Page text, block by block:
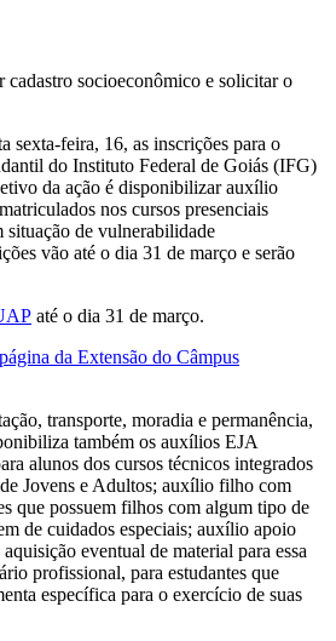
cadastro socioeconômico e solicitar o
sexta-feira, 16, as inscrições para o
do Instituto Federal de Goiás (IFG)
da ação é disponibilizar auxílio
nos cursos presenciais
situação de vulnerabilidade
vão até o dia 31 de março e serão
até o dia 31 de março.
página da Extensão do Câmpus
transporte, moradia e permanência,
também os auxílios EJA
alunos dos cursos técnicos integrados
Jovens e Adultos; auxílio filho com
que possuem filhos com algum tipo de
de cuidados especiais; auxílio apoio
eventual de material para essa
profissional, para estudantes que
específica para o exercício de suas